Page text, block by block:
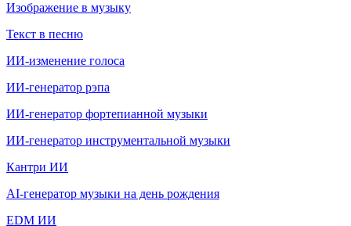
Изображение в музыку
Текст в песню
ИИ-изменение голоса
ИИ-генератор рэпа
ИИ-генератор фортепианной музыки
ИИ-генератор инструментальной музыки
Кантри ИИ
AI-генератор музыки на день рождения
EDM ИИ